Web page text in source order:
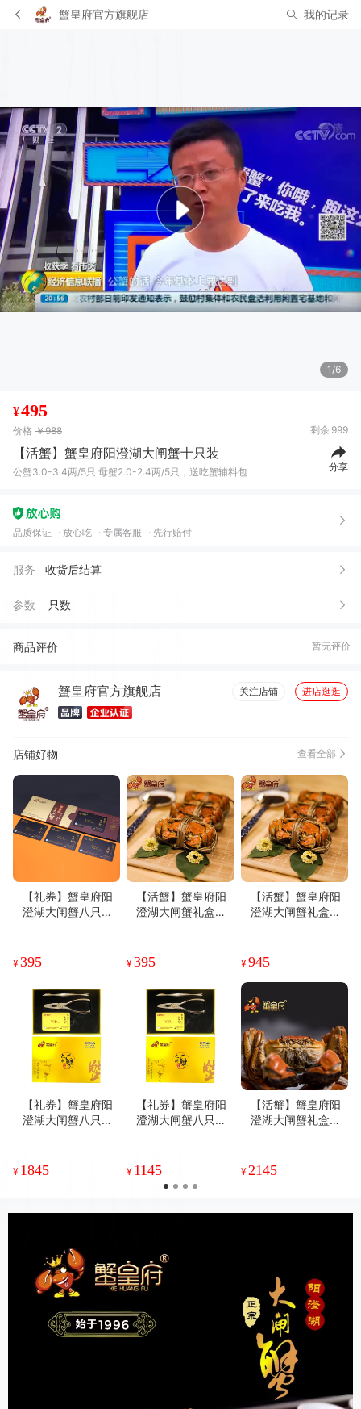
蟹皇府官方旗舰店 我的记录
1/6
¥495
价格 ￥988 剩余 999
【活蟹】蟹皇府阳澄湖大闸蟹十只装
公蟹3.0-3.4两/5只 母蟹2.0-2.4两/5只，送吃蟹辅料包 分享
品质保证 放心吃 专属客服 先行赔付
服务 收货后结算
参数 只数
商品评价 暂无评价
蟹皇府官方旗舰店 关注店铺 进店逛逛
店铺好物 查看全部
【礼券】蟹皇府阳
澄湖大闸蟹八只装
¥395
【活蟹】蟹皇府阳
澄湖大闸蟹礼盒八
¥395
【活蟹】蟹皇府阳
澄湖大闸蟹礼盒十
¥945
【礼券】蟹皇府阳
澄湖大闸蟹八只装
¥ 1845
【礼券】蟹皇府阳
澄湖大闸蟹八只装
¥ 1145
【活蟹】蟹皇府阳
澄湖大闸蟹礼盒十
¥ 2145